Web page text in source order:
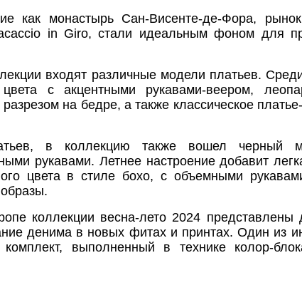
как монастырь Сан-Висенте-де-Фора,
in Giro, стали идеальным фоном для
входят различные модели платьев.
цвета с акцентными рукавами-веером,
на бедре, а также классическое
в коллекцию также вошел черный
рукавами. Летнее настроение добавит
цвета в стиле бохо, с объемными
коллекции весна-лето 2024 представлены
денима в новых фитах и принтах. Один из
комплект, выполненный в технике колор-